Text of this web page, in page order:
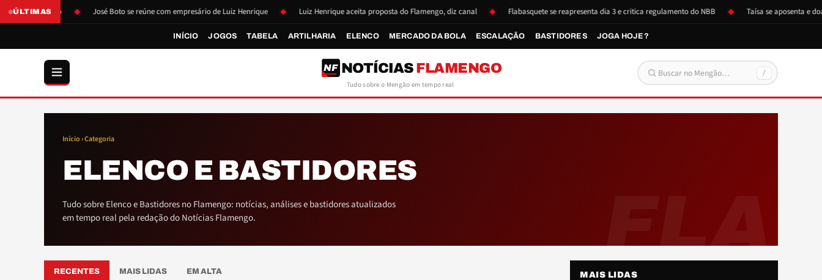
ÚLTIMAS
de Boto José Boto se reúne com empresário de Luiz Henrique Luiz Henrique aceita proposta do Flamengo, diz canal Flabasquete se reapresenta dia 3 e critica regulamento do NBB Taísa se aposenta e doa
INÍCIO JOGOS TABELA ARTILHARIA ELENCO MERCADO DA BOLA ESCALAÇÃO BASTIDORES JOGA HOJE?
NF NOTÍCIAS FLAMENGO
Tudo sobre o Mengão em tempo real Buscar por: /
FLA
Início › Categoria
ELENCO E BASTIDORES
Tudo sobre Elenco e Bastidores no Flamengo: notícias, análises e bastidores atualizados
em tempo real pela redação do Notícias Flamengo.
RECENTES MAIS LIDAS EM ALTA MAIS LIDAS